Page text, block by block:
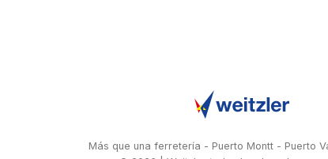
Más que una ferretería - Puerto Montt - Puerto